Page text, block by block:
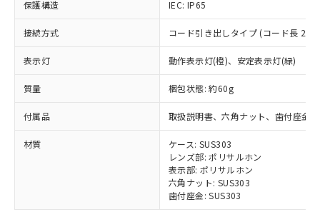
保護構造 IEC: IP65
接続方式 コード引き出しタイプ (コード長 2m)
表示灯 動作表示灯(橙)、安定表示灯(緑)
質量 梱包状態: 約60g
付属品 取扱説明書、六角ナット、歯付座金
材質
ケース: SUS303
レンズ部: ポリサルホン
表示部: ポリサルホン
六角ナット: SUS303
歯付座金: SUS303
記載している更新日時点での社内デー
タに基づき作成されるものであり、閲
覧された時点での実際の在庫および標
準価格とは異なる場合があることをご
正式な納期状況および標準価格はお客
様のお取引先、またはお客様担当のオ
ムロン制御機器販売店・当社販売員に
ご相談ください。
オムロン制御機器販売店や当社販売拠
販売ネットワーク
」をご確認
在庫状況および標準価格結果を当社の
事前の承諾なく第三者に漏洩または開
鉛(Pb) 1000ppm以下、 水銀(Hg) 1000ppm以下、 カド
ミウム(Cd) 100ppm以下、
六価クロム(Cr(Ⅵ)) 1000ppm以下、ポリ臭化ビフェニル
類(PBB) 1000ppm以下、ポリ臭化ジフェニルエーテル類
(PBDE) 1000ppm以下、フタル酸ビス(2-エチルヘキシ
ル) (DEHP)(別名：DOP) 1000ppm以下、フタル酸ブチ
ルベンジル（BBP） 1000ppm以下、フタル酸ジブチル
（DBP） 1000ppm以下、フタル酸ジイソブチル
フタル酸エステル類の４物質については閾値を超える意
図的な使用がないことを確認しています。
*中国RoHS10物質の基準値 (GB/T26572)：
Pb(鉛) :1000ppm、 Hg(水銀) : 1000ppm、 Cd(カドミウ
Cr(Ⅵ)(六価クロム) : 1000ppm、 PBBs(ポリ臭化ビフェ
ニル類) : 1000ppm、 PBDEs(ポリ臭化ジフェニルエーテ
DBP(フタル酸ジブチル) : 1000ppm、 DIBP(フタル酸ジ
イソブチル) : 1000ppm、 BBP(フタル酸ブチルベンジ
DEHP(フタル酸ビス(2-エチルヘキシル)) : 1000ppm
※2 環境保護使用期限
「ｅ」：有害物質（10物質）のすべてが基
準値以下であることを示します。
（以下｢規制貨物等」という）を輸出
または国外への提供する場合は、日本
国政府の輸出許可(または役務取引許
可)を取得するなどの必要な手続きを
当社は規制貨物を破棄する場合は、完
全に破砕するなど、違法に輸出されな
いよう必要な手段を講じます。
ル、化学兵器、生物兵器またはその他
武器並びにこれらの製造装置等に一切
使用いたしません。
当社は、貴社製品を第三者に販売する
場合は、上記1、2および3の内容を当
一定数以上の在庫あり
一定数には満たないが在庫あり
在庫なし(最新の在庫状況につ
いては、お客様のお取引先、ま
たはお客様担当のオムロン制御
機器販売店・当社販売員にご確